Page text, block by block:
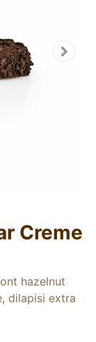
Creme
hazelnut
dilapisi extra